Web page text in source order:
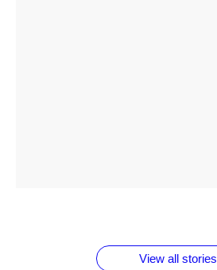
View all stories